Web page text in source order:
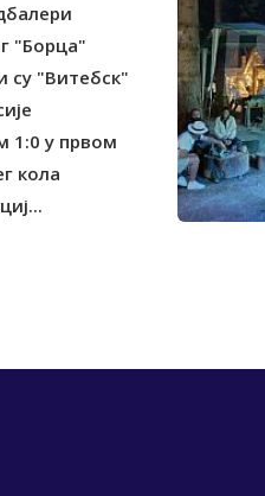
"Борца"
су "Витебск"
1:0 у првом
кола